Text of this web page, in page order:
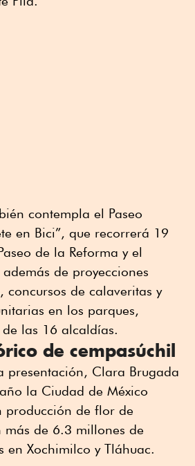
contempla el Paseo
en Bici”, que recorrerá 19
de la Reforma y el
de proyecciones
concursos de calaveritas y
en los parques,
de las 16 alcaldías.
de cempasúchil
presentación, Clara Brugada
la Ciudad de México
producción de flor de
más de 6.3 millones de
en Xochimilco y Tláhuac.